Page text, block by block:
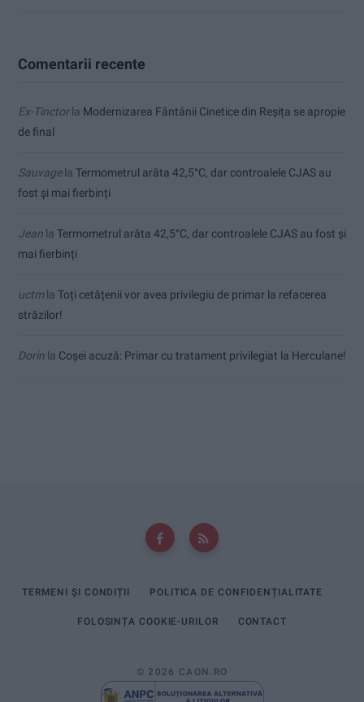
Comentarii recente
Ex-Tinctorla Modernizarea Fântânii Cinetice din Reșița se apropie
de final
Sauvagela Termometrul arăta 42,5°C, dar controalele CJAS au
fost și mai fierbinți
Jean la Termometrul arăta 42,5°C, dar controalele CJAS au fost și
mai fierbinți
uctmla Toți cetățenii vor avea privilegiu de primar la refacerea
străzilor!
Dorin la Coșei acuză: Primar cu tratament privilegiat la Herculane!
TERMENI ȘI CONDIȚII POLITICA DE CONFIDENȚIALITATE
FOLOSINȚA COOKIE-URILOR CONTACT
© 2026 CAON.RO